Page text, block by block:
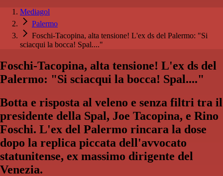
Mediagol
Palermo
Foschi-Tacopina, alta tensione! L'ex ds del Palermo: "Si
sciacqui la bocca! Spal...."
Foschi-Tacopina, alta tensione! L'ex ds del
Palermo: "Si sciacqui la bocca! Spal...."
Botta e risposta al veleno e senza filtri tra il
presidente della Spal, Joe Tacopina, e Rino
Foschi. L'ex del Palermo rincara la dose
dopo la replica piccata dell'avvocato
statunitense, ex massimo dirigente del
Venezia.